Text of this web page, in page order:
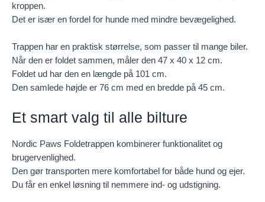
kroppen.
Det er især en fordel for hunde med mindre bevægelighed.
Trappen har en praktisk størrelse, som passer til mange biler.
Når den er foldet sammen, måler den 47 x 40 x 12 cm.
Foldet ud har den en længde på 101 cm.
Den samlede højde er 76 cm med en bredde på 45 cm.
Et smart valg til alle bilture
Nordic Paws Foldetrappen kombinerer funktionalitet og
brugervenlighed.
Den gør transporten mere komfortabel for både hund og ejer.
Du får en enkel løsning til nemmere ind- og udstigning.